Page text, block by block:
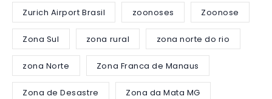
Zurich Airport Brasil zoonoses Zoonose
Zona Sul zona rural zona norte do rio
zona Norte Zona Franca de Manaus
Zona de Desastre Zona da Mata MG